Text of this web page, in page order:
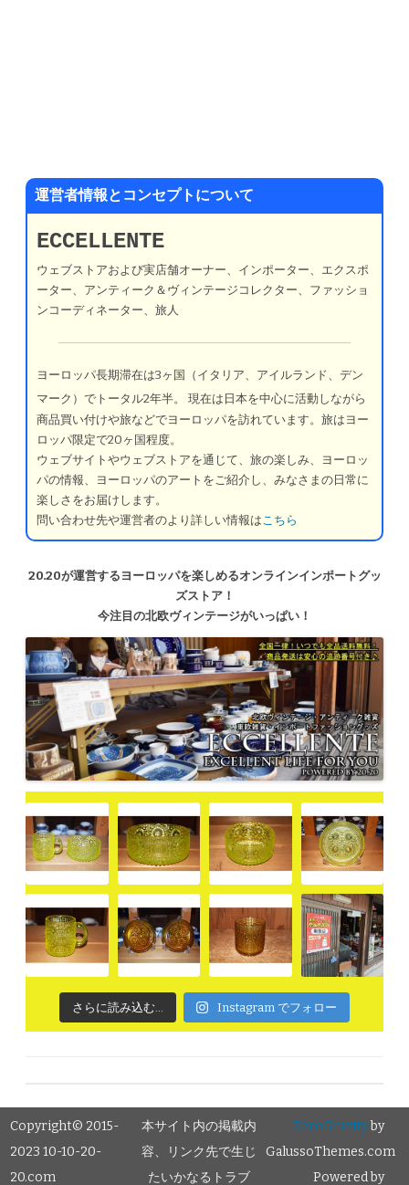
運営者情報とコンセプトについて
ECCELLENTE
ウェブストアおよび実店舗オーナー、インポーター、エクスポ
ーター、アンティーク＆ヴィンテージコレクター、ファッショ
ンコーディネーター、旅人
ヨーロッパ長期滞在は3ヶ国（イタリア、アイルランド、デン
マーク）でトータル2年半。
現在は日本を中心に活動しながら
商品買い付けや旅などでヨーロッパを訪れています。旅はヨー
ロッパ限定で20ヶ国程度。
ウェブサイトやウェブストアを通じて、旅の楽しみ、ヨーロッ
パの情報、ヨーロッパのアートをご紹介し、みなさまの日常に
楽しさをお届けします。
問い合わせ先や運営者のより詳しい情報はこちら
20.20が運営するヨーロッパを楽しめるオンラインインポートグッ
ズストア！
今注目の北欧ヴィンテージがいっぱい！
さらに読み込む... Instagram でフォロー
Copyright© 2015-
2023 10-10-20-
20.com
本サイト内の掲載内
容、リンク先で生じ
たいかなるトラブ
ZeroGravityby
GalussoThemes.com
Powered by